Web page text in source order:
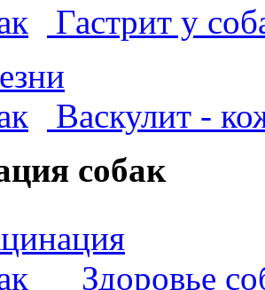
Гастрит у
Васкулит -
собак
Здоровье